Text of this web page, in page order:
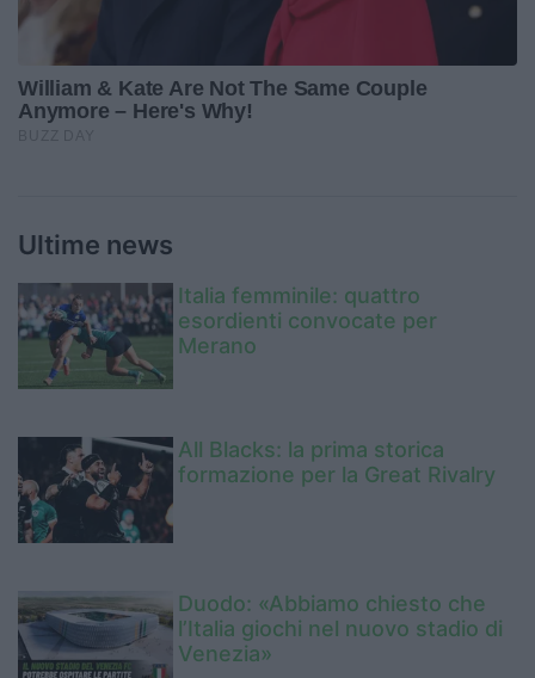
Ultime news
Italia femminile: quattro
esordienti convocate per
Merano
All Blacks: la prima storica
formazione per la Great Rivalry
Duodo: «Abbiamo chiesto che
l’Italia giochi nel nuovo stadio di
Venezia»